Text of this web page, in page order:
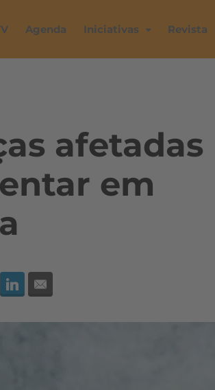
Agenda Iniciativas Revista
afetadas
em